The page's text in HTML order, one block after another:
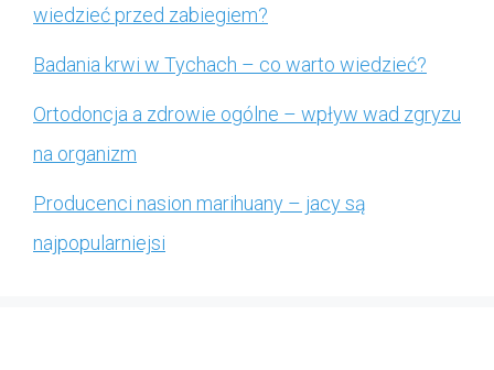
wiedzieć przed zabiegiem?
Badania krwi w Tychach – co warto wiedzieć?
Ortodoncja a zdrowie ogólne – wpływ wad zgryzu
na organizm
Producenci nasion marihuany – jacy są
najpopularniejsi